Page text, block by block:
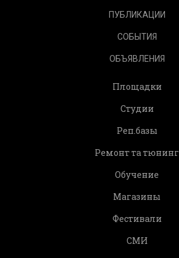
ПУБЛИКАЦИИ
СОБЫТИЯ
ОБЪЯВЛЕНИЯ
Площадки
Студии
Реп.базы
Ремонт та тюнинг
Обучение
Магазины
Фестивали
СМИ